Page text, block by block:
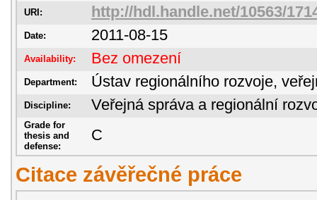
URI: http://hdl.handle.net/10563/
Date: 2011-08-15
Availability: Bez omezení
Department: Ústav regionálního rozvoje,
Discipline: Veřejná správa a regionální
Grade for
thesis and
defense:
C
Citace závěřečné práce